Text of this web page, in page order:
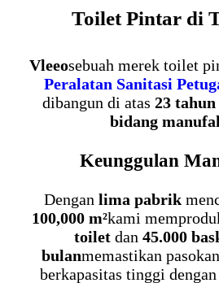
Toilet Pintar di
Vleeosebuah merek toilet
Peralatan Sanitasi
dibangun di atas 23
bidang
Keunggulan
Dengan lima pabrik
100,000 m²kami
toiletdan 45.000
bulanmemastikan
berkapasitas tinggi